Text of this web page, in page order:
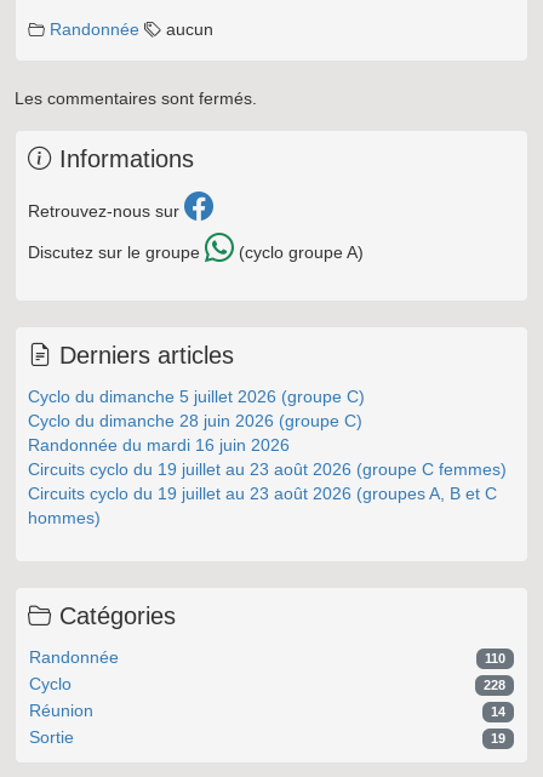
Randonnée aucun
Les commentaires sont fermés.
Informations
Retrouvez-nous sur
Discutez sur le groupe (cyclo groupe A)
Derniers articles
Cyclo du dimanche 5 juillet 2026 (groupe C)
Cyclo du dimanche 28 juin 2026 (groupe C)
Randonnée du mardi 16 juin 2026
Circuits cyclo du 19 juillet au 23 août 2026 (groupe C femmes)
Circuits cyclo du 19 juillet au 23 août 2026 (groupes A, B et C
hommes)
Catégories
Randonnée 110
Cyclo 228
Réunion 14
Sortie 19